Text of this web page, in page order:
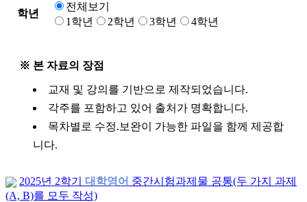
학년
전체보기
1학년
2학년 3학년 4학년
※ 본 자료의 장점
교재 및 강의를 기반으로 제작되었습니다.
각주를 포함하고 있어 출처가 명확합니다.
목차별로 수정.보완이 가능한 파일을 함께 제공합
니다.
2025년 2학기 대학영어 중간시험과제물 공통(두 가지 과제
(A, B)를 모두 작성)